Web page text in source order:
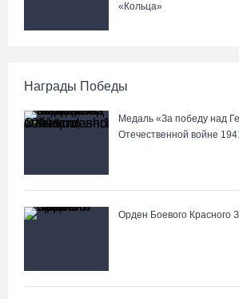
«Кольца»
Награды Победы
Медаль «За победу над
Отечественной войне
Орден Боевого Красного